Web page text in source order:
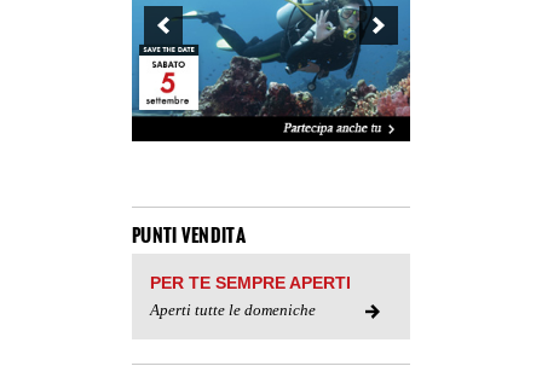
PUNTI VENDITA
PER TE SEMPRE APERTI
Aperti tutte le domeniche